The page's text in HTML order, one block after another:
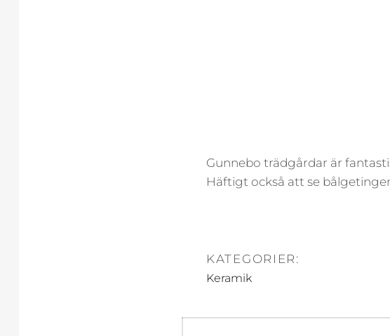
Gunnebo trädgårdar är
Häftigt också att se
KATEGORIER:
Keramik